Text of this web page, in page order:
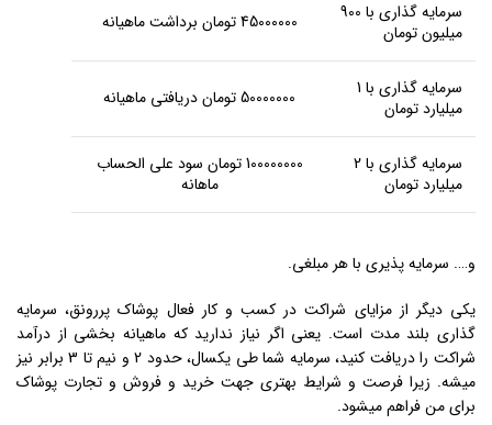
سرمایه گذاری با 900
میلیون تومان
45000000 تومان برداشت ماهیانه
سرمایه گذاری با 1
میلیارد تومان
50000000 تومان دریافتی ماهیانه
سرمایه گذاری با 2
میلیارد تومان
100000000 تومان سود علی الحساب
ماهانه
و…. سرمایه پذیری با هر مبلغی.
یکی دیگر از مزایای شراکت در کسب و کار فعال پوشاک پررونق، سرمایه
گذاری بلند مدت است. یعنی اگر نیاز ندارید که ماهیانه بخشی از درآمد
شراکت را دریافت کنید، سرمایه شما طی یکسال، حدود 2 و نیم تا 3 برابر نیز
میشه. زیرا فرصت و شرایط بهتری جهت خرید و فروش و تجارت پوشاک
برای من فراهم میشود.